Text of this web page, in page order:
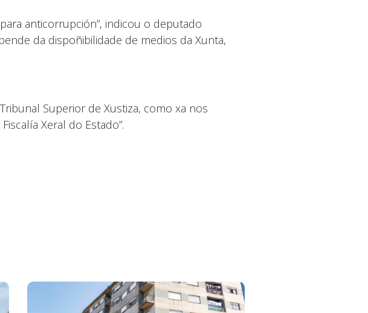
anticorrupción”, indicou o deputado
da dispoñibilidade de medios da Xunta,
Superior de Xustiza, como xa nos
Xeral do Estado”.